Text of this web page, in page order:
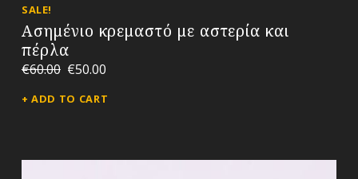
Ασημένιο κρεμαστό με αστερία και
πέρλα
SALE!
€60.00 €50.00
ADD TO CART